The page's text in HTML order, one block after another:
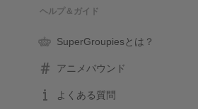
ヘルプ＆ガイド
SuperGroupiesとは？
アニメバウンド
よくある質問